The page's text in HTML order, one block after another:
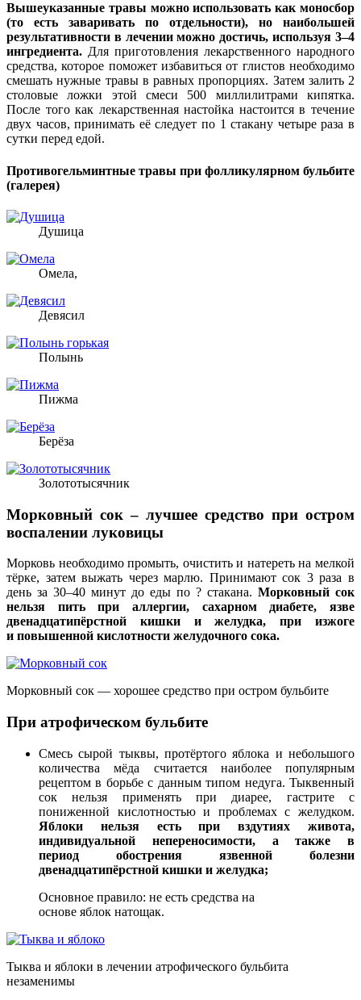
Вышеуказанные травы можно использовать как моносбор
(то есть заваривать по отдельности), но наибольшей
результативности в лечении можно достичь, используя 3–4
ингредиента. Для приготовления лекарственного народного
средства, которое поможет избавиться от глистов необходимо
смешать нужные травы в равных пропорциях. Затем залить 2
столовые ложки этой смеси 500 миллилитрами кипятка.
После того как лекарственная настойка настоится в течение
двух часов, принимать её следует по 1 стакану четыре раза в
сутки перед едой.
Противогельминтные травы при фолликулярном бульбите
(галерея)
Душица
Омела,
Девясил
Полынь
Пижма
Берёза
Золототысячник
Морковный сок – лучшее средство при остром
воспалении луковицы
Морковь необходимо промыть, очистить и натереть на мелкой
тёрке, затем выжать через марлю. Принимают сок 3 раза в
день за 30–40 минут до еды по ? стакана. Морковный сок
нельзя пить при аллергии, сахарном диабете, язве
двенадцатипёрстной кишки и желудка, при изжоге
и повышенной кислотности желудочного сока.
Морковный сок — хорошее средство при остром бульбите
При атрофическом бульбите
Смесь сырой тыквы, протёртого яблока и небольшого
количества мёда считается наиболее популярным
рецептом в борьбе с данным типом недуга. Тыквенный
сок нельзя применять при диарее, гастрите с
пониженной кислотностью и проблемах с желудком.
Яблоки нельзя есть при вздутиях живота,
индивидуальной непереносимости, а также в
период обострения язвенной болезни
двенадцатипёрстной кишки и желудка;
Основное правило: не есть средства на
основе яблок натощак.
Тыква и яблоки в лечении атрофического бульбита
незаменимы